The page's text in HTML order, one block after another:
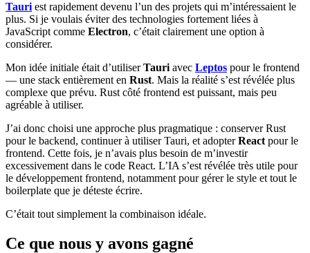
Tauri est rapidement devenu l’un des projets qui m’intéressaient le
plus. Si je voulais éviter des technologies fortement liées à
JavaScript comme Electron, c’était clairement une option à
considérer.
Mon idée initiale était d’utiliserTauri avec Leptos pour le frontend
— une stack entièrement en Rust. Mais la réalité s’est révélée plus
complexe que prévu. Rust côté frontend est puissant, mais peu
agréable à utiliser.
J’ai donc choisi une approche plus pragmatique : conserver Rust
pour le backend, continuer à utiliser Tauri, et adopterReact pour le
frontend. Cette fois, je n’avais plus besoin de m’investir
excessivement dans le code React. L’IA s’est révélée très utile pour
le développement frontend, notamment pour gérer le style et tout le
boilerplate que je déteste écrire.
C’était tout simplement la combinaison idéale.
Ce que nous y avons gagné